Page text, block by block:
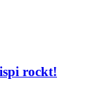
rockt!